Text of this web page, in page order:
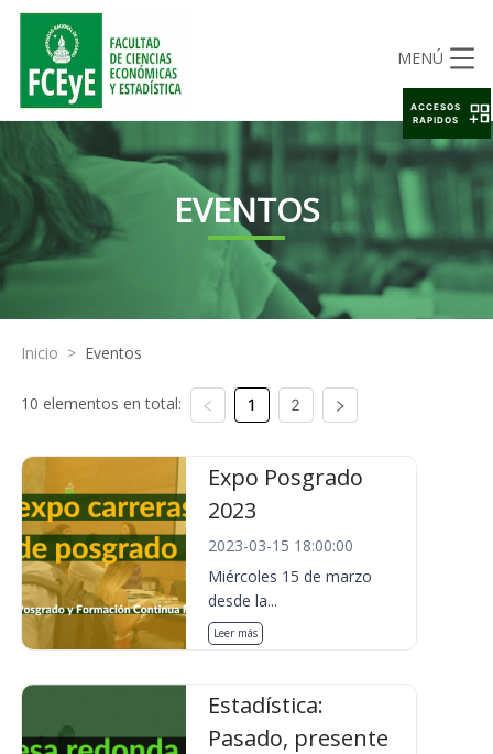
MENÚ
EVENTOS
Inicio > Eventos
10 elementos en total: 1 2
Expo Posgrado
2023
2023-03-15 18:00:00
Miércoles 15 de marzo
desde la...
Leer más
Estadística:
Pasado, presente
ACCESOS
RAPIDOS